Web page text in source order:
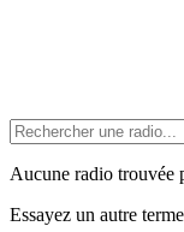
Aucune radio trouvée
Essayez un autre